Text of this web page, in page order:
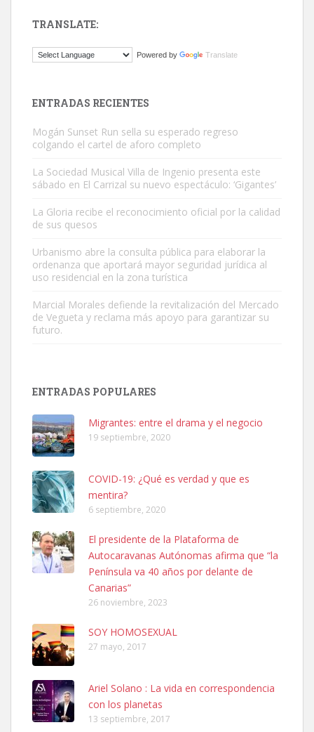
Este gato macho ha aparecido en la calle hace menos de un mes,
Busco adopción responsable para mi perra. Pastor alemán,
Leales.org » Gran Canaria | 6.7.2025
Leales.org » Gran Canaria
Ninfa perdida
El día 5 se los perdió una ninfa papillera, asustada tiene miedo a la
calle, se perdió por la zon...
Leales.org » Gran Canaria
6.7.2025
Adopcion
Busco casa de acogida para mi perrita ya que por temas de trabajo
no la puedo tener. Solo gente r...
TRANSLATE:
Powered by Translate
ENTRADAS RECIENTES
Mogán Sunset Run sella su esperado regreso
colgando el cartel de aforo completo
La Sociedad Musical Villa de Ingenio presenta este
sábado en El Carrizal su nuevo espectáculo: ‘Gigantes’
La Gloria recibe el reconocimiento oficial por la calidad
de sus quesos
Urbanismo abre la consulta pública para elaborar la
ordenanza que aportará mayor seguridad jurídica al
uso residencial en la zona turística
Marcial Morales defiende la revitalización del Mercado
de Vegueta y reclama más apoyo para garantizar su
futuro.
ENTRADAS POPULARES
Migrantes: entre el drama y el negocio
19 septiembre, 2020
COVID-19: ¿Qué es verdad y que es
mentira?
6 septiembre, 2020
El presidente de la Plataforma de
Autocaravanas Autónomas afirma que “la
Península va 40 años por delante de
Canarias”
26 noviembre, 2023
SOY HOMOSEXUAL
27 mayo, 2017
Ariel Solano : La vida en correspondencia
con los planetas
13 septiembre, 2017